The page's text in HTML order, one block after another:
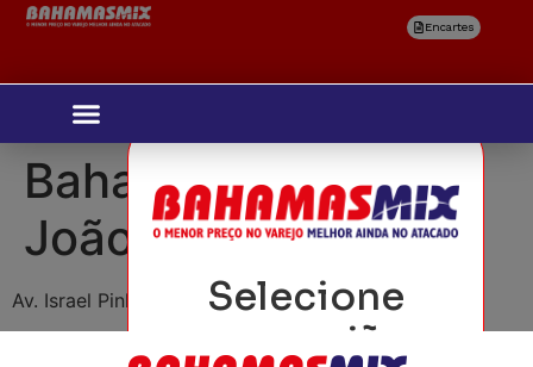
Selecione
sua região
Encartes
Bahamas Mix São
João Nepomuceno
Av. Israel Pinheiro, 1494 – Bairro Santa Fé